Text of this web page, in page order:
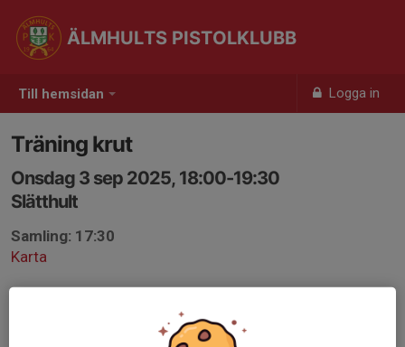
Till hemsidan Logga in
ÄLMHULTS PISTOLKLUBB
Träning krut
Onsdag 3 sep 2025, 18:00-19:30
Slätthult
Samling: 17:30
Karta